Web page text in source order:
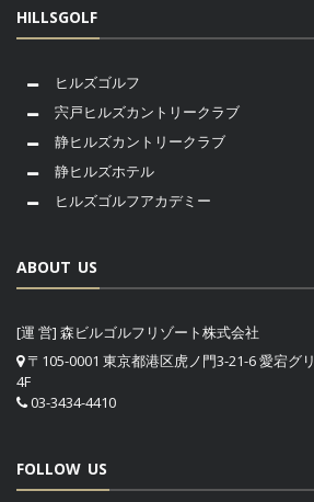
HILLSGOLF
ヒルズゴルフ
宍戸ヒルズカントリークラブ
静ヒルズカントリークラブ
静ヒルズホテル
ヒルズゴルフアカデミー
ABOUT US
[運 営] 森ビルゴルフリゾート株式会社
〒105-0001 東京都港区虎ノ門3-21-6 愛宕グ
4F
03-3434-4410
FOLLOW US